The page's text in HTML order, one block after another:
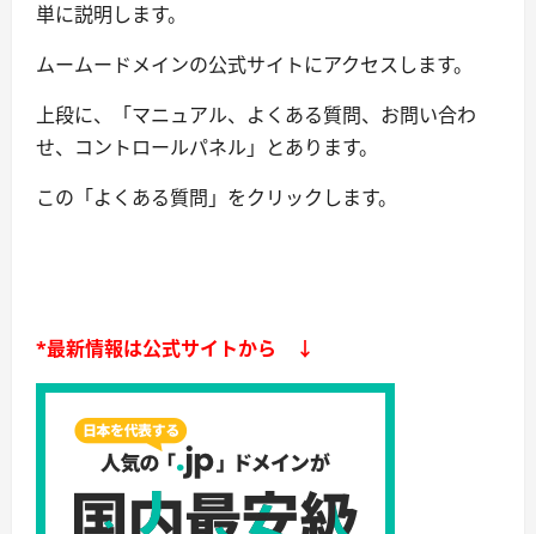
単に説明します。
ムームードメインの公式サイトにアクセスします。
上段に、「マニュアル、よくある質問、お問い合わ
せ、コントロールパネル」とあります。
この「よくある質問」をクリックします。
*最新情報は公式サイトから ↓